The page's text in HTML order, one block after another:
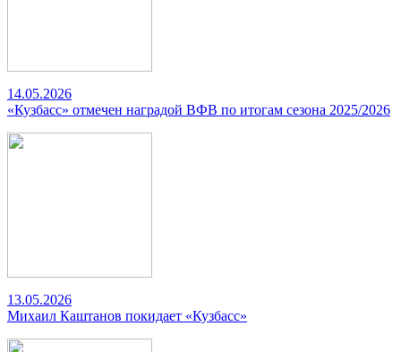
14.05.2026
«Кузбасс» отмечен наградой ВФВ по итогам сезона 2025/2026
13.05.2026
Михаил Каштанов покидает «Кузбасс»